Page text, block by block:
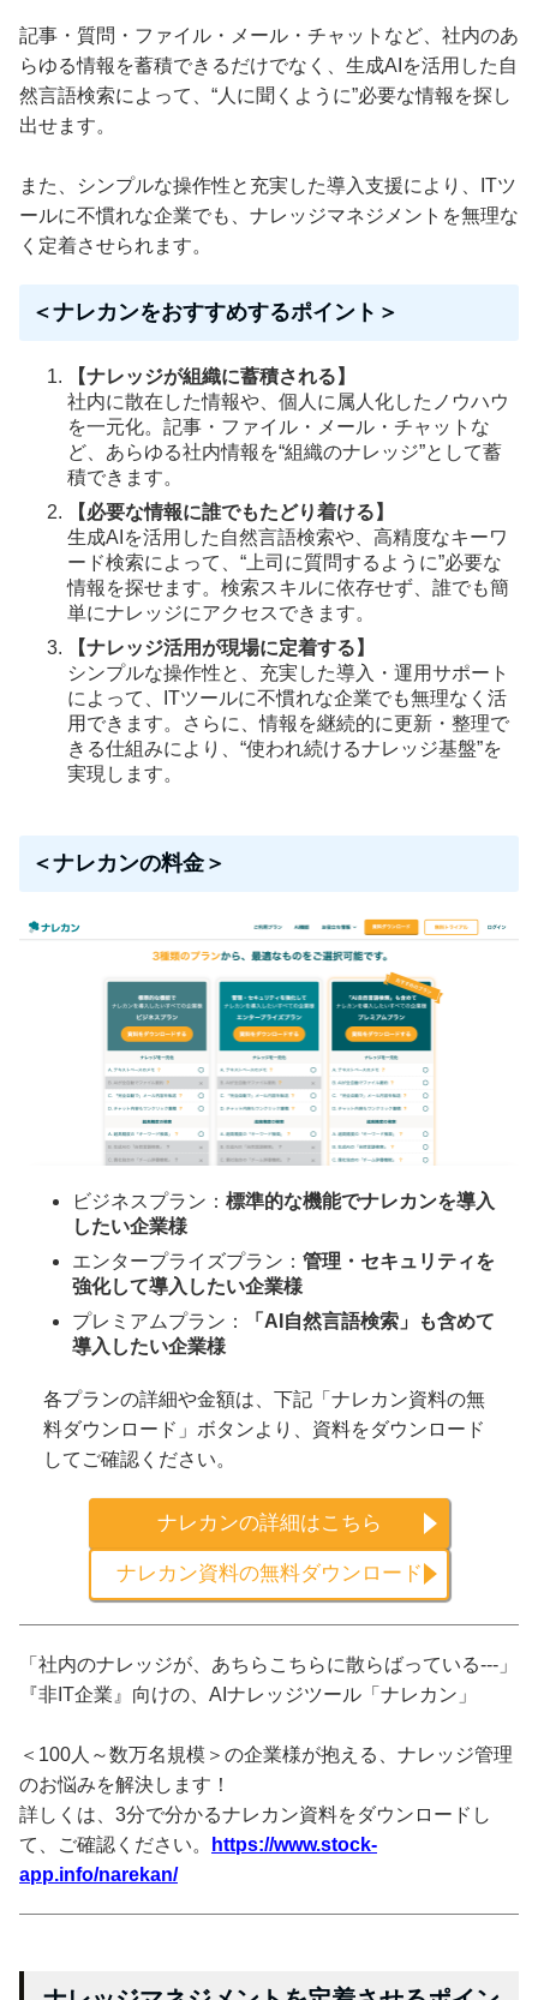
記事・質問・ファイル・メール・チャットなど、社内のあ
らゆる情報を蓄積できるだけでなく、生成AIを活用した自
然言語検索によって、“人に聞くように”必要な情報を探し
出せます。
また、シンプルな操作性と充実した導入支援により、ITツ
ールに不慣れな企業でも、ナレッジマネジメントを無理な
く定着させられます。
＜ナレカンをおすすめするポイント＞
【ナレッジが組織に蓄積される】
社内に散在した情報や、個人に属人化したノウハウ
を一元化。記事・ファイル・メール・チャットな
ど、あらゆる社内情報を“組織のナレッジ”として蓄
積できます。
【必要な情報に誰でもたどり着ける】
生成AIを活用した自然言語検索や、高精度なキーワ
ード検索によって、“上司に質問するように”必要な
情報を探せます。検索スキルに依存せず、誰でも簡
単にナレッジにアクセスできます。
【ナレッジ活用が現場に定着する】
シンプルな操作性と、充実した導入・運用サポート
によって、ITツールに不慣れな企業でも無理なく活
用できます。さらに、情報を継続的に更新・整理で
きる仕組みにより、“使われ続けるナレッジ基盤”を
実現します。
＜ナレカンの料金＞
ビジネスプラン： 標準的な機能でナレカンを導入
したい企業様
エンタープライズプラン： 管理・セキュリティを
強化して導入したい企業様
プレミアムプラン：
「AI自然言語検索」も含めて
導入したい企業様
各プランの詳細や金額は、下記「ナレカン資料の無
料ダウンロード」ボタンより、資料をダウンロード
してご確認ください。
ナレカンの詳細はこちら
ナレカン資料の無料ダウンロード
「社内のナレッジが、あちらこちらに散らばっている---」
『非IT企業』向けの、AIナレッジツール「ナレカン」
＜100人～数万名規模＞の企業様が抱える、ナレッジ管理
のお悩みを解決します！
詳しくは、3分で分かるナレカン資料をダウンロードし
て、ご確認ください。
https://www.stock-
app.info/narekan/